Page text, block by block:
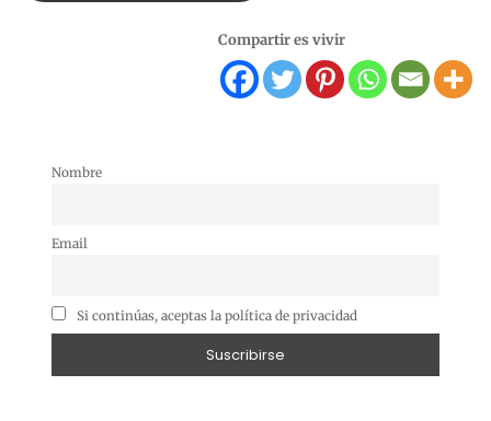
Compartir es vivir
Nombre
Email
Si continúas, aceptas la política de privacidad